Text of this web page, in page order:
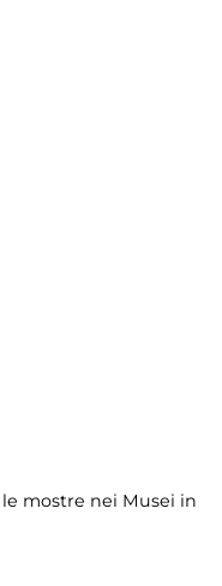
mostre nei Musei in